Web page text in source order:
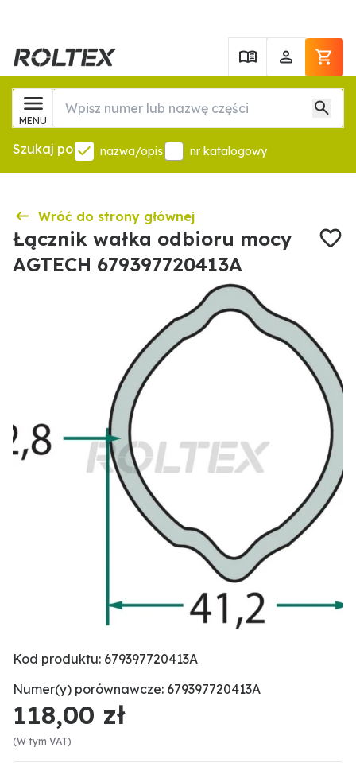
MENU
Szukaj po nazwa/opis nr katalogowy
Wróć do strony głównej
Łącznik wałka odbioru mocy
AGTECH 679397720413A
Kod produktu: 679397720413A
Numer(y) porównawcze: 679397720413A
118,00 zł
(W tym VAT)